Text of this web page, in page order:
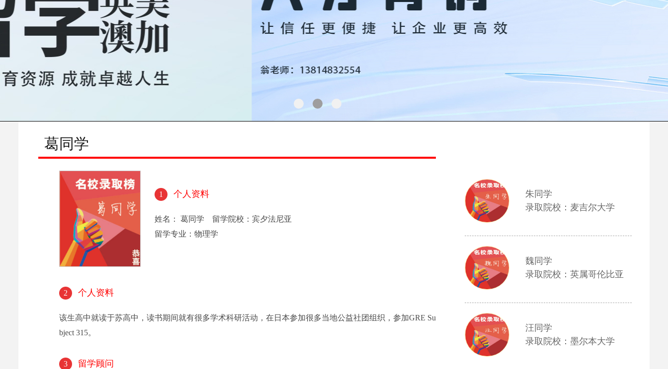
葛同学
1 个人资料
姓名： 葛同学 留学院校：宾夕法尼亚
留学专业：物理学
2 个人资料
该生高中就读于苏高中，读书期间就有很多学术科研活动，在日本参加很多当地公益社团组织，参加GRE Su
bject 315。
3 留学顾问
朱同学
录取院校：麦吉尔大学
魏同学
录取院校：英属哥伦比亚
汪同学
录取院校：墨尔本大学